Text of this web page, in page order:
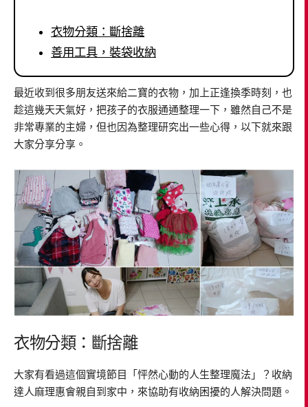
衣物分類：斷捨離
善用工具，裝袋收納
最近收到很多朋友送來給二寶的衣物，加上正逢換季時刻，也
趁這幾天天氣好，把孩子的衣服通通整理一下，雖然自己不是
非常專業的主婦，但也因為整理研究出一些心得，以下就來跟
大家分享分享。
衣物分類：斷捨離
大家有看過這個實境節目「怦然心動的人生整理魔法」？收納
達人麻理惠會親自到家中，來協助有收納困擾的人解決問題。